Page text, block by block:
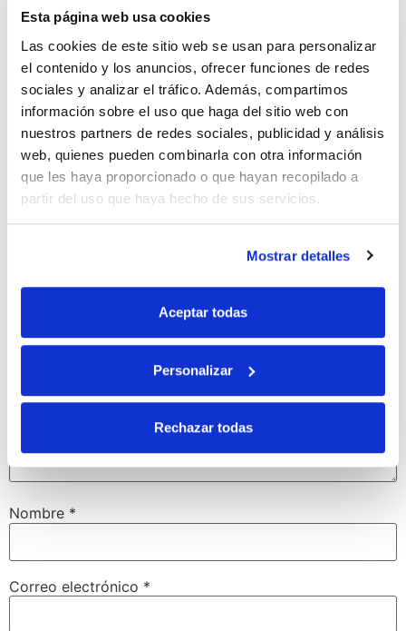
Esta página web usa cookies
Las cookies de este sitio web se usan para personalizar
el contenido y los anuncios, ofrecer funciones de redes
sociales y analizar el tráfico. Además, compartimos
información sobre el uso que haga del sitio web con
nuestros partners de redes sociales, publicidad y análisis
web, quienes pueden combinarla con otra información
que les haya proporcionado o que hayan recopilado a
partir del uso que haya hecho de sus servicios.
Mostrar detalles
Aceptar todas
Personalizar
Rechazar todas
Pingback:
Consejos nutricionales de Conservas Serrats para
Navidad - Agencia de Noticias
Deja una respuesta
Tu dirección de correo electrónico no será publicada.
Nombre *
Correo electrónico *